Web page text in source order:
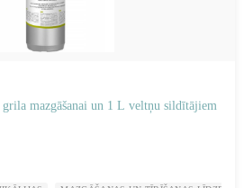
grila mazgāšanai un 1 L veltņu sildītājiem